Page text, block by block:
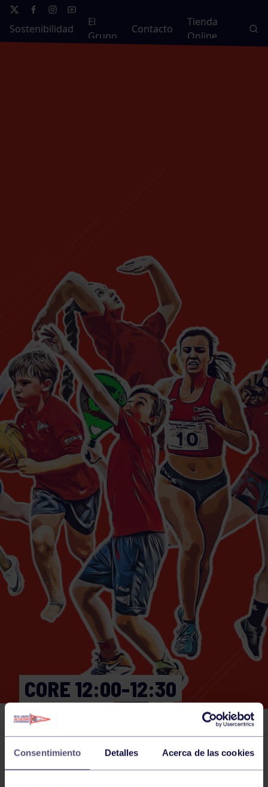
Consentimiento Detalles Acerca de las cookies
Sostenibilidad
El
Grupo
Contacto
Tienda
Online
CORE 12:00-12:30
GIMNASIO